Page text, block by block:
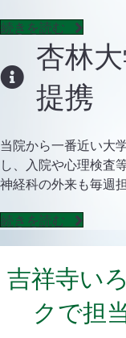
続きを読む
杏林
提携
当院から一番近い大
し、入院や心理検査
神経科の外来も毎週
続きを読む
吉祥寺い
クで担